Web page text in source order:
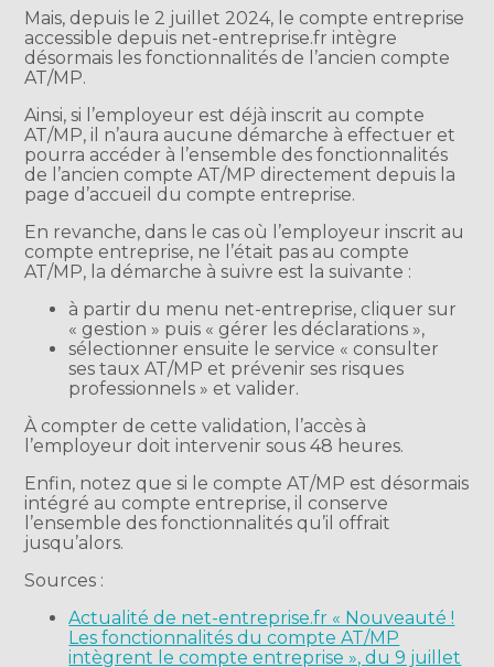
Mais, depuis le 2 juillet 2024, le compte entreprise
accessible depuis net-entreprise.fr intègre
désormais les fonctionnalités de l’ancien compte
AT/MP.
Ainsi, si l’employeur est déjà inscrit au compte
AT/MP, il n’aura aucune démarche à effectuer et
pourra accéder à l’ensemble des fonctionnalités
de l’ancien compte AT/MP directement depuis la
page d’accueil du compte entreprise.
En revanche, dans le cas où l’employeur inscrit au
compte entreprise, ne l’était pas au compte
AT/MP, la démarche à suivre est la suivante :
à partir du menu net-entreprise, cliquer sur
« gestion » puis « gérer les déclarations »,
sélectionner ensuite le service « consulter
ses taux AT/MP et prévenir ses risques
professionnels » et valider.
À compter de cette validation, l’accès à
l’employeur doit intervenir sous 48 heures.
Enfin, notez que si le compte AT/MP est désormais
intégré au compte entreprise, il conserve
l’ensemble des fonctionnalités qu’il offrait
jusqu’alors.
Sources :
Actualité de net-entreprise.fr « Nouveauté !
Les fonctionnalités du compte AT/MP
intègrent le compte entreprise », du 9 juillet